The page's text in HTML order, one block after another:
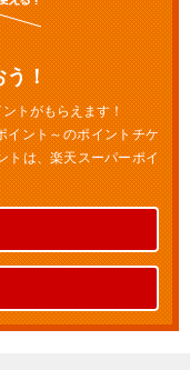
う！
トがもらえます！
イント～のポイントチケ
トは、楽天スーパーポイ